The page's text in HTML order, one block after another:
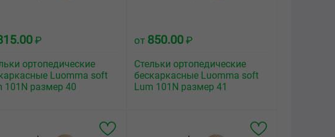
₽
ортопедические
Luomma soft
101N размер 40
от 850.00 ₽
Стельки ортопедические
бескаркасные Luomma soft
Lum 101N размер 41